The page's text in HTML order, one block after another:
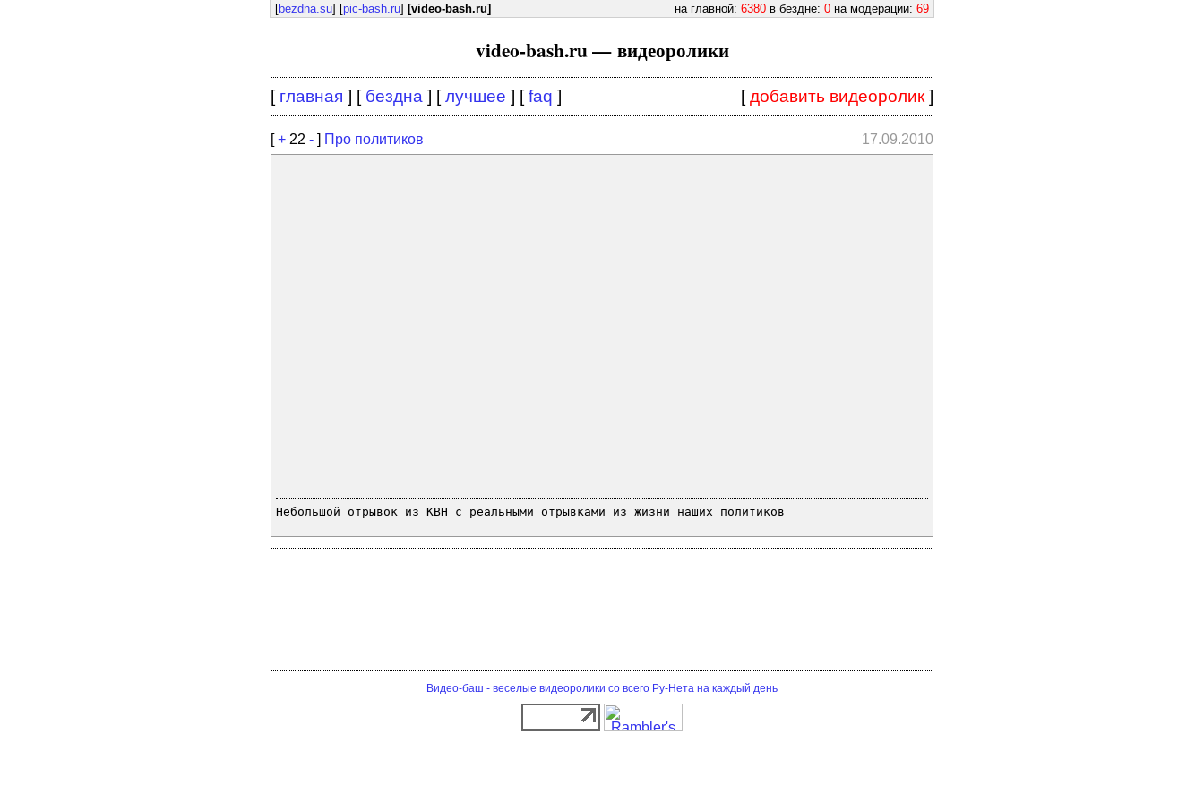
[bezdna.su] [pic-bash.ru] [video-bash.ru] на главной: 6380 в бездне: 0 на модерации: 69
video-bash.ru — видеоролики
[ главная ] [ бездна ] [лучшее ] [faq ] [добавить видеоролик ]
[+ 22 - ] Про политиков 17.09.2010
Небольшой отрывок из КВН с реальными отрывками из жизни наших политиков
Видео-баш - веселые видеоролики со всего Ру-Нета на каждый день